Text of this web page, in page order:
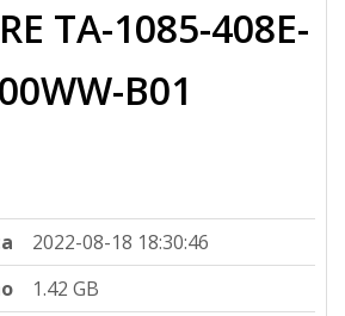
TA-1085-408E-
B01
2022-08-18 18:30:46
1.42 GB